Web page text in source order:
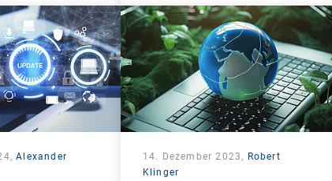
Alexander
14. Dezember 2023, Robert
Klinger